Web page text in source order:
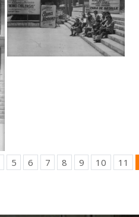
5 6 7 8 9 10 11